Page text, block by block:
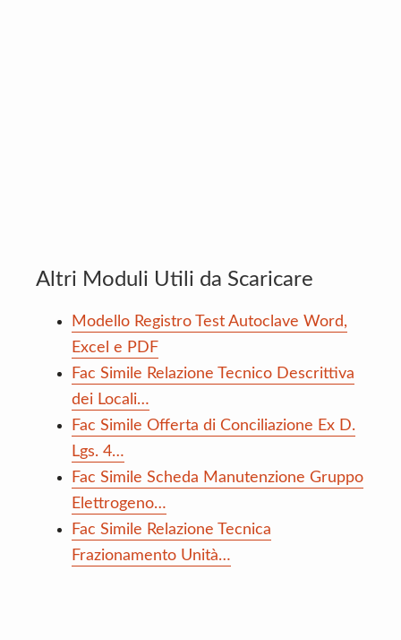
Altri Moduli Utili da Scaricare
Modello Registro Test Autoclave Word,
Excel e PDF
Fac Simile Relazione Tecnico Descrittiva
dei Locali…
Fac Simile Offerta di Conciliazione Ex D.
Lgs. 4…
Fac Simile Scheda Manutenzione Gruppo
Elettrogeno…
Fac Simile Relazione Tecnica
Frazionamento Unità…